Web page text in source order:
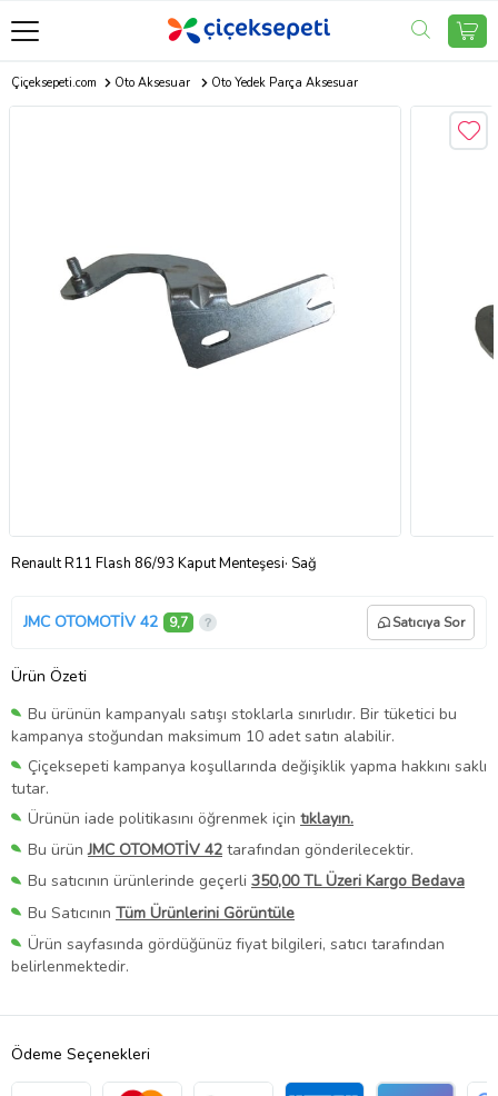
Çiçeksepeti.com Oto Aksesuar Oto Yedek Parça Aksesuar
Renault R11 Flash 86/93 Kaput Menteşesi· Sağ
JMC OTOMOTİV 42 9,7 Satıcıya Sor
Ürün Özeti
Bu ürünün kampanyalı satışı stoklarla sınırlıdır. Bir tüketici bu
kampanya stoğundan maksimum 10 adet satın alabilir.
Çiçeksepeti kampanya koşullarında değişiklik yapma hakkını saklı
tutar.
Ürünün iade politikasını öğrenmek için tıklayın.
Bu ürünJMC OTOMOTİV 42 tarafından gönderilecektir.
Bu satıcının ürünlerinde geçerli 350,00 TL Üzeri Kargo Bedava
Bu Satıcının Tüm Ürünlerini Görüntüle
Ürün sayfasında gördüğünüz fiyat bilgileri, satıcı tarafından
belirlenmektedir.
Ödeme Seçenekleri